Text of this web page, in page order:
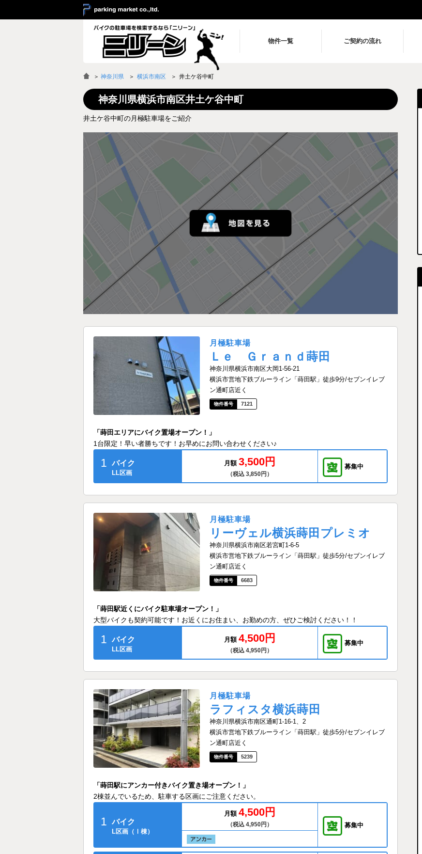
物件一覧 ご契約の流れ
＞ 神奈川県 横浜市南区 井土ケ谷中町
神奈川県横浜市南区井土ケ谷中町
井土ケ谷中町の月極駐車場をご紹介
月極駐車場
Ｌｅ Ｇｒａｎｄ蒔田
神奈川県横浜市南区大岡1-56-21
横浜市営地下鉄ブルーライン「蒔田駅」徒歩9分/セブンイレブ
ン通町店近く
7121
「蒔田エリアにバイク置場オープン！」
1台限定！早い者勝ちです！お早めにお問い合わせください♪
1 バイク
LL区画
月額 3,500円
（税込 3,850円）
募集中
月極駐車場
リーヴェル横浜蒔田プレミオ
神奈川県横浜市南区若宮町1-6-5
横浜市営地下鉄ブルーライン「蒔田駅」徒歩5分/セブンイレブ
ン通町店近く
6683
「蒔田駅近くにバイク駐車場オープン！」
大型バイクも契約可能です！お近くにお住まい、お勤めの方、ぜひご検討ください！！
1 バイク
LL区画
月額 4,500円
（税込 4,950円）
募集中
月極駐車場
ラフィスタ横浜蒔田
神奈川県横浜市南区通町1-16-1、2
横浜市営地下鉄ブルーライン「蒔田駅」徒歩5分/セブンイレブ
ン通町店近く
5239
「蒔田駅にアンカー付きバイク置き場オープン！」
2棟並んでいるため、駐車する区画にご注意ください。
1 バイク
L区画（Ⅰ棟）
月額 4,500円
（税込 4,950円） 募集中